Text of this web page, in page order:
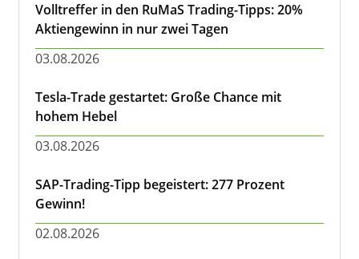
Volltreffer in den RuMaS Trading-Tipps: 20%
Aktiengewinn in nur zwei Tagen
03.08.2026
Tesla-Trade gestartet: Große Chance mit
hohem Hebel
03.08.2026
SAP-Trading-Tipp begeistert: 277 Prozent
Gewinn!
02.08.2026